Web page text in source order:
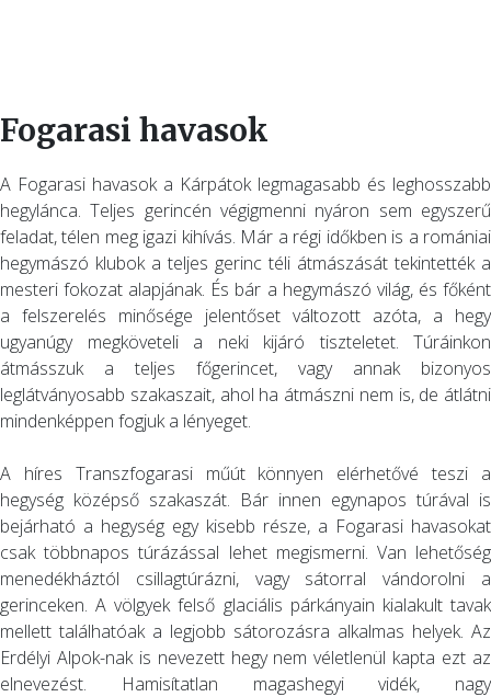
Fogarasi havasok
A Fogarasi havasok a Kárpátok legmagasabb és leghosszabb
hegylánca. Teljes gerincén végigmenni nyáron sem egyszerű
feladat, télen meg igazi kihívás. Már a régi időkben is a romániai
hegymászó klubok a teljes gerinc téli átmászását tekintették a
mesteri fokozat alapjának. És bár a hegymászó világ, és főként
a felszerelés minősége jelentőset változott azóta, a hegy
ugyanúgy megköveteli a neki kijáró tiszteletet. Túráinkon
átmásszuk a teljes főgerincet, vagy annak bizonyos
leglátványosabb szakaszait, ahol ha átmászni nem is, de átlátni
mindenképpen fogjuk a lényeget.
A híres Transzfogarasi műút könnyen elérhetővé teszi a
hegység középső szakaszát. Bár innen egynapos túrával is
bejárható a hegység egy kisebb része, a Fogarasi havasokat
csak többnapos túrázással lehet megismerni. Van lehetőség
menedékháztól csillagtúrázni, vagy sátorral vándorolni a
gerinceken. A völgyek felső glaciális párkányain kialakult tavak
mellett találhatóak a legjobb sátorozásra alkalmas helyek. Az
Erdélyi Alpok-nak is nevezett hegy nem véletlenül kapta ezt az
elnevezést. Hamisítatlan magashegyi vidék, nagy